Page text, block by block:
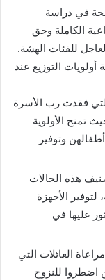
في دراسة
الكاملة وحق
للفئات الهشة.
التوزيع عند
فقدت رب الأسرة
تمنح الأولوية
وتوفير
هذه الحالات
لتوفير الأجهزة
عليها في
العائلات التي
اضطروا للنزوح